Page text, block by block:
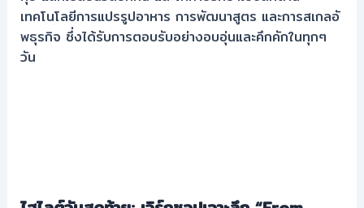
เทคโนโลยีการแปรรูปอาหาร การพัฒนาสูตร และการสเกลอั
พธุรกิจ ซึ่งได้รับการตอบรับอย่างอบอุ่นและคึกคักในทุกๆ
วัน